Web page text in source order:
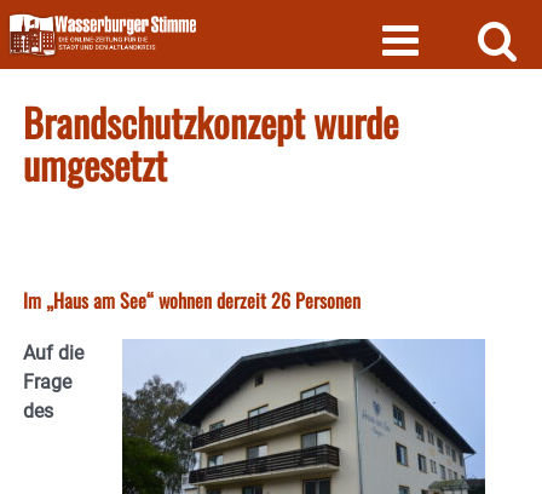
Skip
to
content
Brandschutzkonzept wurde
umgesetzt
Im „Haus am See“ wohnen derzeit 26 Personen
Auf die
Frage
des